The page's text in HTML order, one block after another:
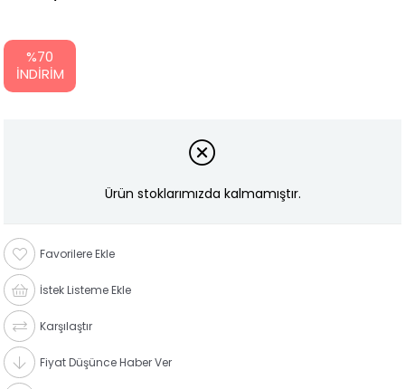
%70
İNDIRIM
Ürün stoklarımızda kalmamıştır.
Favorilere Ekle
İstek Listeme Ekle
Karşılaştır
Fiyat Düşünce Haber Ver